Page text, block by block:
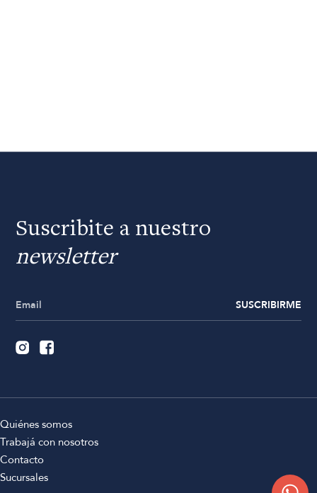
Suscribite a nuestro
newsletter
SUSCRIBIRME
Quiénes somos
Trabajá con nosotros
Contacto
Sucursales